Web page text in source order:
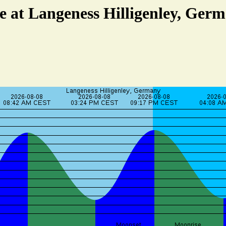
at Langeness Hilligenley,